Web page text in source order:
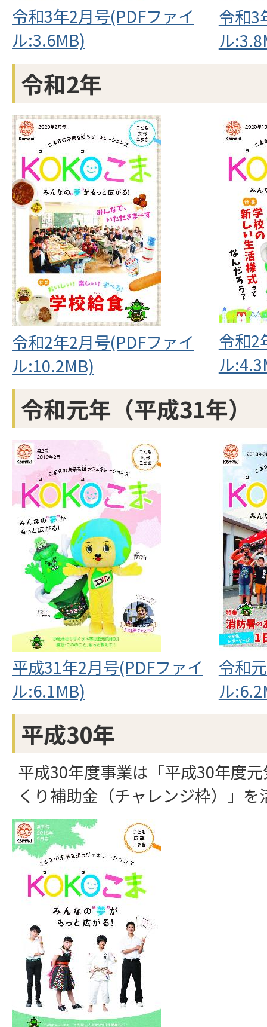
令和3年2月号(PDFファイ
ル:3.6MB)
令和3
ル
令和2年
令和2年2月号(PDFファイ
ル:10.2MB)
令和2
ル
令和元年（平成31年）
平成31年2月号(PDFファイ
ル:6.1MB)
令和
ル
平成30年
平成30年度事業は「平成30年度
くり補助金（チャレンジ枠）」を